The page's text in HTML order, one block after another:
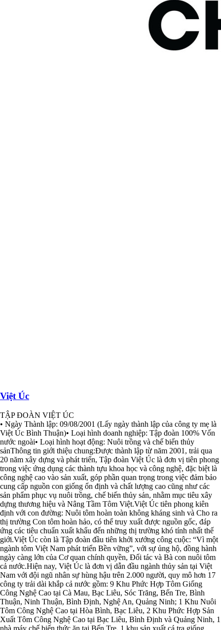
Việt Úc
TẬP ĐOÀN VIỆT ÚC
• Ngày Thành lập: 09/08/2001 (Lấy ngày thành lập của công ty mẹ là
Việt Úc Bình Thuận)• Loại hình doanh nghiệp: Tập đoàn 100% Vốn
nước ngoài• Loại hình hoạt động: Nuôi trồng và chế biến thủy
sảnThông tin giới thiệu chung:Được thành lập từ năm 2001, trải qua
20 năm xây dựng và phát triển, Tập đoàn Việt Úc là đơn vị tiên phong
trong việc ứng dụng các thành tựu khoa học và công nghệ, đặc biệt là
công nghệ cao vào sản xuất, góp phần quan trọng trong việc đảm bảo
cung cấp nguồn con giống ổn định và chất lượng cao cũng như các
sản phẩm phục vụ nuôi trồng, chế biến thủy sản, nhằm mục tiêu xây
dựng thương hiệu và Nâng Tầm Tôm Việt.Việt Úc tiên phong kiên
định với con đường: Nuôi tôm hoàn toàn không kháng sinh và Cho ra
thị trường Con tôm hoàn hảo, có thể truy xuất được nguồn gốc, đáp
ứng các tiêu chuẩn xuất khẩu đến những thị trường khó tính nhất thế
giới.Việt Úc còn là Tập đoàn đầu tiên khởi xướng công cuộc: “Vì một
ngành tôm Việt Nam phát triển Bền vững”, với sự ủng hộ, đồng hành
ngày càng lớn của Cơ quan chính quyền, Đối tác và Bà con nuôi tôm
cả nước.Hiện nay, Việt Úc là đơn vị dẫn đầu ngành thủy sản tại Việt
Nam với đội ngũ nhân sự hùng hậu trên 2.000 người, quy mô hơn 17
công ty trải dài khắp cả nước gồm: 9 Khu Phức Hợp Tôm Giống
Công Nghệ Cao tại Cà Mau, Bạc Liêu, Sóc Trăng, Bến Tre, Bình
Thuận, Ninh Thuận, Bình Định, Nghệ An, Quảng Ninh; 1 Khu Nuôi
Tôm Công Nghệ Cao tại Hòa Bình, Bạc Liêu, 2 Khu Phức Hợp Sản
Xuất Tôm Công Nghệ Cao tại Bạc Liêu, Bình Định và Quảng Ninh, 1
nhà máy chế biến thức ăn tại Bến Tre, 1 khu sản xuất cá tra giống